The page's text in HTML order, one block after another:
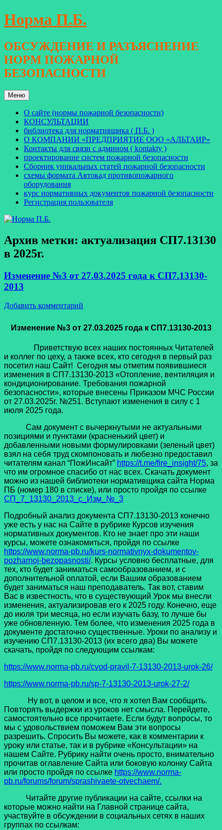
Перейти
к
Норма П.Б.
ОБСУЖДЕНИЕ И РАЗЪЯСНЕНИЕ
НОРМ ПОЖАРНОЙ
БЕЗОПАСНОСТИ
Меню
О сайте (нормы пожарной безопасности)
КОНСУЛЬТАЦИИ
библиотека для нормативщика ( П.Б. )
О КОМПАНИИ «ПРЕДПРИЯТИЕ ООО «АЛЬТАИР»
Контакты для связи с админом ( kontakty )
проектирование систем пожарной безопасности
Сборник уникальных статей пожарной безопасности
схемы формата Автокад противопожарного
оборудования
курс нормативных документов пожарной безопасности
Регистрация пользователя
Архив метки: актуализация СП7.13130
в 2025г.
Изменение №3 от 27.03.2025 года к СП7.13130-
2013
Добавить комментарий
Изменение №3 от 27.03.2025 года к СП7.13130-2013
Приветствую всех наших постоянных Читателей
и коллег по цеху, а также всех, кто сегодня в первый раз
посетил наш Сайт! Сегодня мы отметим появившиеся
изменения в СП7.13130-2013 «Отопление, вентиляция и
кондиционирование. Требования пожарной
безопасности», которые внесены Приказом МЧС России
от 27.03.2025г. №251. Вступают изменения в силу с 1
июля 2025 года.
Сам документ с вычеркнутыми не актуальными
позициями и пунктами (красненький цвет) и
добавленными новыми формулировками (зеленый цвет)
взял на себя труд скомпоновать и любезно предоставил
читателям канал “ПожИнсайт” https://t.me/fire_insight/75, за
что им огромное спасибо от нас всех. Скачать документ
можно из нашей библиотеки нормативщика сайта Норма
ПБ (номер 180 в списке), или просто пройдя по ссылке
СП_7_13130_2013_с_Изм_№_3
Подробный анализ документа СП7.13130-2013 конечно
уже есть у нас на Сайте в рубрике Курсов изучения
нормативных документов. Кто не знает про эти наши
курсы, можете ознакомиться, пройдя по ссылке
https://www.norma-pb.ru/kurs-normativnyx-dokumentov-
pozharnoj-bezopasnosti/. Курсы условно бесплатные, для
тех, кто будет заниматься самообразованием, и с
дополнительной оплатой, если Вашим образованием
будет заниматься наш преподаватель. Так вот, ставим
Вас в известность, что в существующий Урок мы внесли
изменения, актуализировав его к 2025 году. Конечно, еще
до июля три месяца, но если изучать базу, то лучше бы
уже обновленную. Тем более, что изменения 2025 года в
документе достаточно существенные. Уроки по анализу и
изучению СП7.13130-2013 (их всего два) Вы можете
скачать, пройдя по следующим ссылкам:
https://www.norma-pb.ru/cvod-pravil-7-13130-2013-urok-26/
https://www.norma-pb.ru/sp-7-13130-2013-urok-27-2/
Ну вот, в целом и все, что я хотел Вам сообщить.
Повторять выдержки из уроков нет смысла. Перейдете,
самостоятельно все прочитаете. Если будут вопросы, то
мы с удовольствием поможем Вам эти вопросы
разрешить. Спросить Вы можете, как в комментарии к
уроку или статье, так и в рубрике «Консультации» на
нашем Сайте. Рубрику найти очень просто, внимательно
прочитав оглавление Сайта или боковую колонку Сайта
или просто пройдя по ссылке https://www.norma-
pb.ru/forums/forum/sprashivaete-otvechaem/.
Читайте другие публикации на сайте, ссылки на
которые можно найти на Главной странице сайта,
участвуйте в обсуждении в социальных сетях в наших
группах по ссылкам: